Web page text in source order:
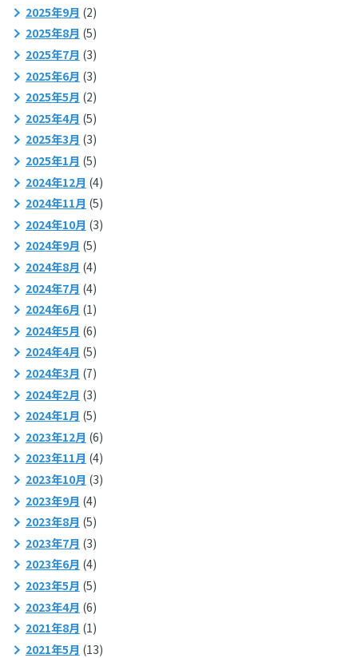
2025年9月 (2)
2025年8月 (5)
2025年7月 (3)
2025年6月 (3)
2025年5月 (2)
2025年4月 (5)
2025年3月 (3)
2025年1月 (5)
2024年12月 (4)
2024年11月 (5)
2024年10月 (3)
2024年9月 (5)
2024年8月 (4)
2024年7月 (4)
2024年6月 (1)
2024年5月 (6)
2024年4月 (5)
2024年3月 (7)
2024年2月 (3)
2024年1月 (5)
2023年12月 (6)
2023年11月 (4)
2023年10月 (3)
2023年9月 (4)
2023年8月 (5)
2023年7月 (3)
2023年6月 (4)
2023年5月 (5)
2023年4月 (6)
2021年8月 (1)
2021年5月 (13)